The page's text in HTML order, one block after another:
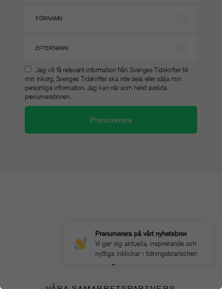
Prenumerera på vårt nyhetsbrev
Vi ger dig aktuella, inspirerande och
nyttiga inblickar i tidningsbranschen
Jag vill få relevant information från Sveriges Tidskrifter till
min inkorg. Sveriges Tidskrifter ska inte dela eller sälja min
personliga information. Jag kan när som helst avsluta
prenumerationen.
HUVUDPARTNERS
AhodyTulo